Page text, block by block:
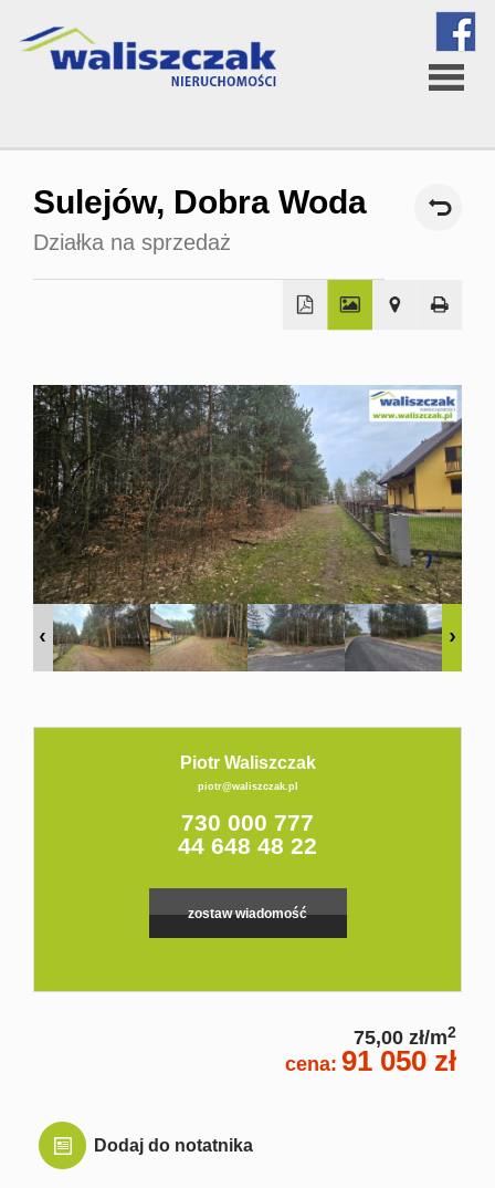
Strona
O
firmie
Oferta
Kontakt
Sulejów, Dobra Woda
Działka na sprzedaż
Piotr Waliszczak
piotr@waliszczak.pl
730 000 777
44 648 48 22
zostaw wiadomość
75,00 zł/m2
cena: 91 050 zł
Dodaj do notatnika